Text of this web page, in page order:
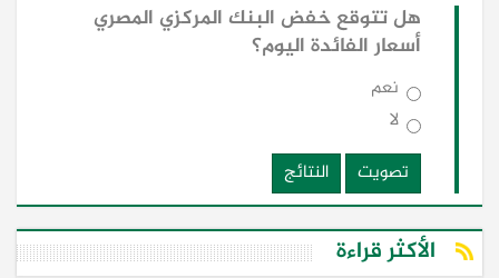
هل تتوقع خفض البنك المركزي المصري
أسعار الفائدة اليوم؟
نعم
لا
تصويت
النتائج
الأكثر قراءة